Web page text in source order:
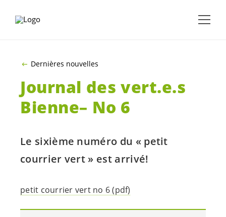
Dernières nouvelles
Journal des vert.e.s
Bienne– No 6
Le sixième numéro du « petit
courrier vert » est arrivé!
petit courrier vert no 6 (pdf)